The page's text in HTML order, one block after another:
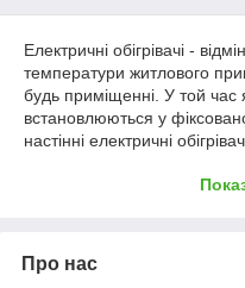
Електричні обігрівачі -
температури житлового
будь приміщенні. У той час
встановлюються у
настінні електричні
можна розмістити у будь-
типу і моделі вибраного
будьте уважні, вибираючи
Про нас